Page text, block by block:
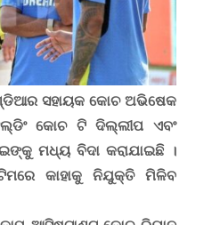
ସହାୟକ କୋଚ ଅଭିଷେକ
କୋଚ ଟି ଦିଲ୍ଲୀପ ଏବଂ
ମଧ୍ୟ ବିଦା କରାଯାଇଛି ।
କାହାକୁ ନିଯୁକ୍ତି ମିଳିବ